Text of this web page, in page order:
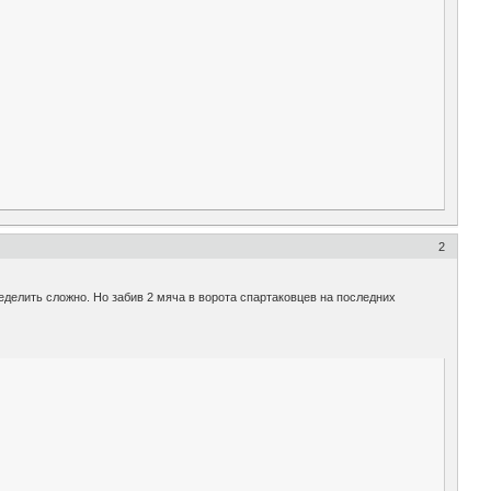
2
сложно. Но забив 2 мяча в ворота спартаковцев на последних